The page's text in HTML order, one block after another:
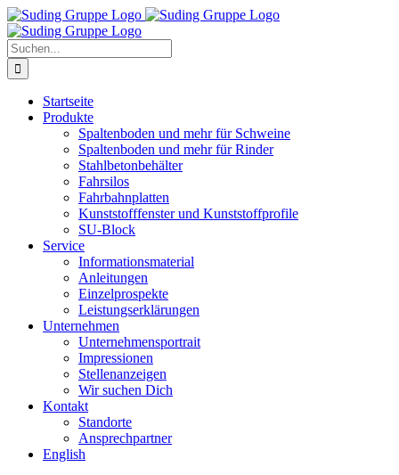
Zum
Inhalt
springen
Suche
nach:
Startseite
Produkte
Spaltenboden und mehr für Schweine
Spaltenboden und mehr für Rinder
Stahlbetonbehälter
Fahrsilos
Fahrbahnplatten
Kunststofffenster und Kunststoffprofile
SU-Block
Service
Informationsmaterial
Anleitungen
Einzelprospekte
Leistungserklärungen
Unternehmen
Unternehmensportrait
Impressionen
Stellenanzeigen
Wir suchen Dich
Kontakt
Standorte
Ansprechpartner
English